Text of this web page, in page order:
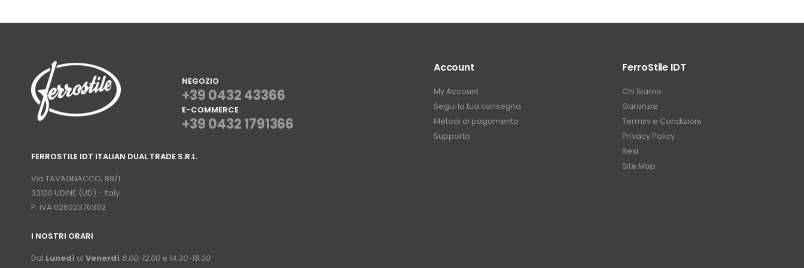
NEGOZIO
+39 0432 43366
E-COMMERCE
+39 0432 1791366
FERROSTILE IDT ITALIAN DUAL TRADE S.R.L.
Via TAVAGNACCO, 89/1
33100 UDINE (UD) - Italy
P. IVA 02602370302
I NOSTRI ORARI
Dal Lunedì al Venerdì 8.00-12.00 e 14.30-18.30
Account
My Account
Segui la tua consegna
Metodi di pagamento
Supporto
FerroStile IDT
Chi Siamo
Garanzie
Termini e Condizioni
Privacy Policy
Resi
Site Map